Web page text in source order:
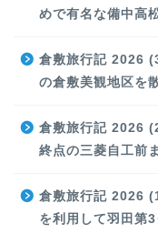
めで有名な備中高
倉敷旅行記 2026
の倉敷美観地区を
倉敷旅行記 2026
終点の三菱自工前
倉敷旅行記 2026
を利用して羽田第